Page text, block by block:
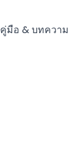
คู่มือ & บทความ